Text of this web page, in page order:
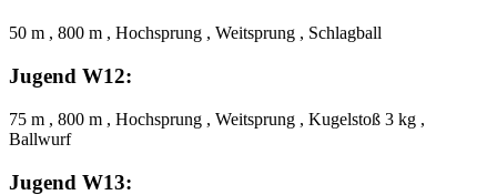
50 m , 800 m , Hochsprung , Weitsprung , Schlagball
Jugend W12:
75 m , 800 m , Hochsprung , Weitsprung , Kugelstoß 3 kg ,
Ballwurf
Jugend W13: